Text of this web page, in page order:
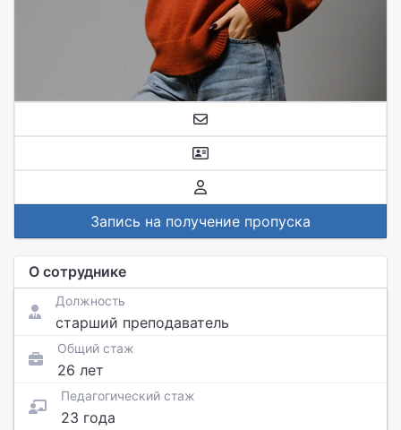
Запись на получение пропуска
О сотруднике
Должность
старший преподаватель
Общий стаж
26 лет
Педагогический стаж
23 года